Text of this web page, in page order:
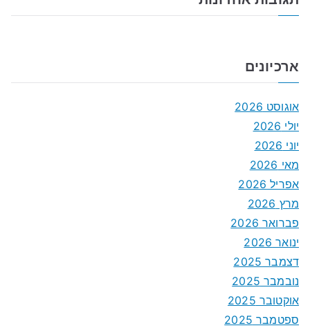
ארכיונים
אוגוסט 2026
יולי 2026
יוני 2026
מאי 2026
אפריל 2026
מרץ 2026
פברואר 2026
ינואר 2026
דצמבר 2025
נובמבר 2025
אוקטובר 2025
ספטמבר 2025